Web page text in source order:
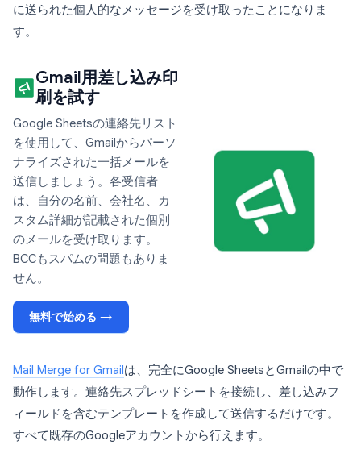
に送られた個人的なメッセージを受け取ったことになりま
す。
Gmail用差し込み印
刷を試す
Google Sheetsの連絡先リスト
を使用して、Gmailからパーソ
ナライズされた一括メールを
送信しましょう。各受信者
は、自分の名前、会社名、カ
スタム詳細が記載された個別
のメールを受け取ります。
BCCもスパムの問題もありま
せん。
無料で始める →
Mail Merge for Gmail は、完全にGoogle SheetsとGmailの中で
動作します。連絡先スプレッドシートを接続し、差し込みフ
ィールドを含むテンプレートを作成して送信するだけです。
すべて既存のGoogleアカウントから行えます。